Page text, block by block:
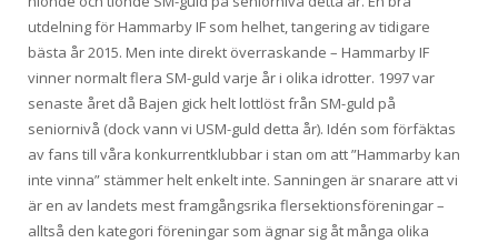
utdelning för Hammarby IF som helhet, tangering av tidigare
bästa år 2015. Men inte direkt överraskande – Hammarby IF
vinner normalt flera SM-guld varje år i olika idrotter. 1997 var
senaste året då Bajen gick helt lottlöst från SM-guld på
seniornivå (dock vann vi USM-guld detta år). Idén som förfäktas
av fans till våra konkurrentklubbar i stan om att ”Hammarby kan
inte vinna” stämmer helt enkelt inte. Sanningen är snarare att vi
är en av landets mest framgångsrika flersektionsföreningar –
alltså den kategori föreningar som ägnar sig åt många olika